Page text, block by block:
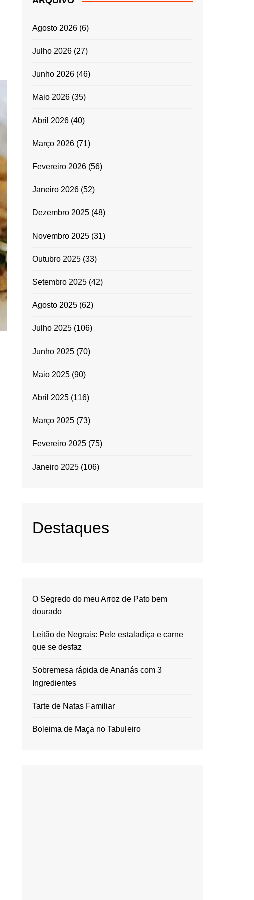
ENTRADAS E
GRATINADOS
MASSAS
TEMPEROS
MICRO-ONDAS
PORTUGUESA
Agosto 2026 (6)
Julho 2026 (27)
Junho 2026 (46)
Maio 2026 (35)
Abril 2026 (40)
Março 2026 (71)
Fevereiro 2026 (56)
Janeiro 2026 (52)
Dezembro 2025 (48)
Novembro 2025 (31)
Outubro 2025 (33)
Setembro 2025 (42)
Agosto 2025 (62)
Julho 2025 (106)
Junho 2025 (70)
Maio 2025 (90)
Abril 2025 (116)
Março 2025 (73)
Fevereiro 2025 (75)
Janeiro 2025 (106)
Destaques
O Segredo do meu Arroz de Pato bem
dourado
Leitão de Negrais: Pele estaladiça e carne
que se desfaz
Sobremesa rápida de Ananás com 3
Ingredientes
Tarte de Natas Familiar
Boleima de Maça no Tabuleiro